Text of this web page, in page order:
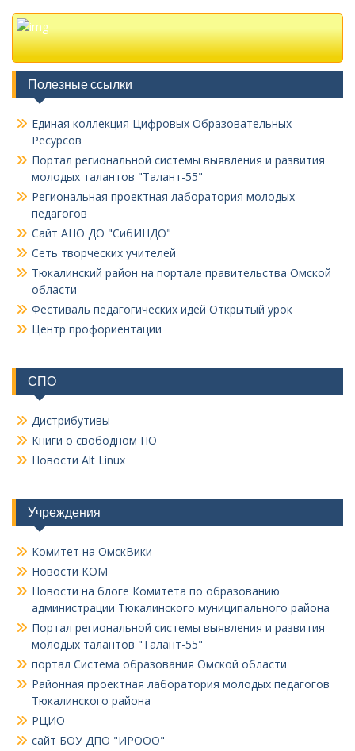
Полезные ссылки
Единая коллекция Цифровых Образовательных
Ресурсов
Портал региональной системы выявления и развития
молодых талантов "Талант-55"
Региональная проектная лаборатория молодых
педагогов
Сайт АНО ДО "СибИНДО"
Сеть творческих учителей
Тюкалинский район на портале правительства Омской
области
Фестиваль педагогических идей Открытый урок
Центр профориентации
СПО
Дистрибутивы
Книги о свободном ПО
Новости Alt Linux
Учреждения
Комитет на ОмскВики
Новости КОМ
Новости на блоге Комитета по образованию
администрации Тюкалинского муниципального района
Портал региональной системы выявления и развития
молодых талантов "Талант-55"
портал Система образования Омской области
Районная проектная лаборатория молодых педагогов
Тюкалинского района
РЦИО
сайт БОУ ДПО "ИРООО"